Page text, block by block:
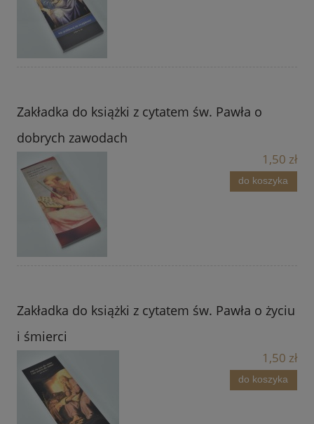
Zakładka do książki z cytatem św. Pawła o
dobrych zawodach
1,50 zł
do koszyka
Zakładka do książki z cytatem św. Pawła o życiu
i śmierci
1,50 zł
do koszyka